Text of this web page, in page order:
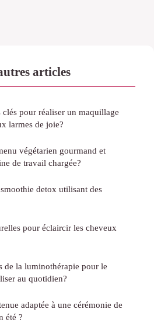
articles
clés pour réaliser un maquillage
larmes de joie?
végétarien gourmand et
de travail chargée?
detox utilisant des
pour éclaircir les cheveux
de la luminothérapie pour le
au quotidien?
adaptée à une cérémonie de
été ?